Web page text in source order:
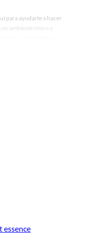
para ayudarte a hacer
ambiente único y
más tú.
estamos aquí para hacer
tenemos para ofrecerte en
en Sodimac
tus proyectos y
lo que tenemos para
en Sodimac.
y decoración.
essence